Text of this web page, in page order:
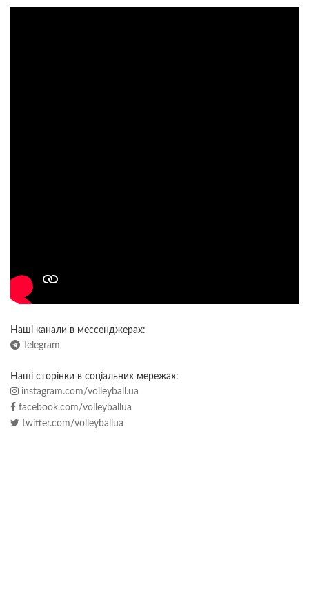
Наші канали в мессенджерах:
Telegram
Наші сторінки в соціальних мережах:
instagram.com/volleyball.ua
facebook.com/volleyballua
twitter.com/volleyballua